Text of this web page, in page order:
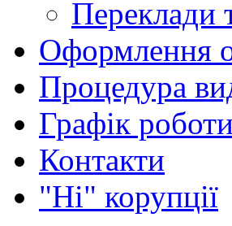
Переклади
Оформлення
Процедура
Графік роботи
Контакти
"Ні" корупції